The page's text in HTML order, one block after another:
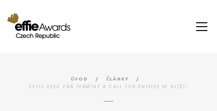
ÚVOD / ČLÁNKY /
EFFIE 2022 ZNÁ TERMÍNY A CALL FOR ENTRIES SE BLÍŽÍ!